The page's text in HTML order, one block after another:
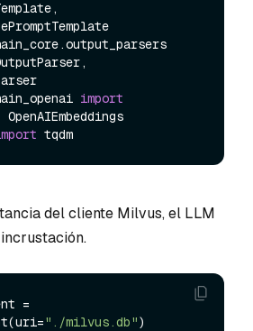
import
del cliente Milvus, el LLM
=
"./milvus.db")